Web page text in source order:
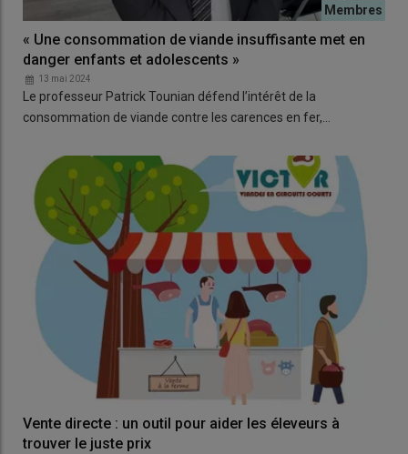
« Une consommation de viande insuffisante met en
danger enfants et adolescents »
13 mai 2024
Le professeur Patrick Tounian défend l’intérêt de la
consommation de viande contre les carences en fer,…
Vente directe : un outil pour aider les éleveurs à
trouver le juste prix